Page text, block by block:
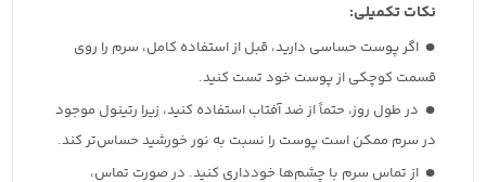
نکات تکمیلی:
اگر پوست حساسی دارید، قبل از استفاده کامل، سرم را روی
قسمت کوچکی از پوست خود تست کنید.
در طول روز، حتماً از ضد آفتاب استفاده کنید، زیرا رتینول موجود
در سرم ممکن است پوست را نسبت به نور خورشید حساس‌تر کند.
از تماس سرم با چشم‌ها خودداری کنید. در صورت تماس،